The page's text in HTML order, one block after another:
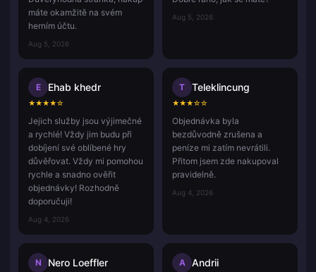
máte okamžitě na svém
herním účtu.
Aug 5, 2026
Aug 5, 2026
E Ehab khedr
★★★★☆
Jejich služby jsou výjimečné
a rychlé! Vždy jim budu při
dobíjení své oblíbené hry
důvěřovat. Vždy mi pomohou
rychle a snadno ověřit
objednávky! Rozhodně
doporučuji!
Aug 4, 2026
T Teleklincung
★★★☆☆
Objednávka byla
bezdůvodně zrušena a
peníze mi zatím nevrátili.
Přitom jsem zde nakupoval
pravidelně.
Aug 4, 2026
N Nero Loeffler A Andrii